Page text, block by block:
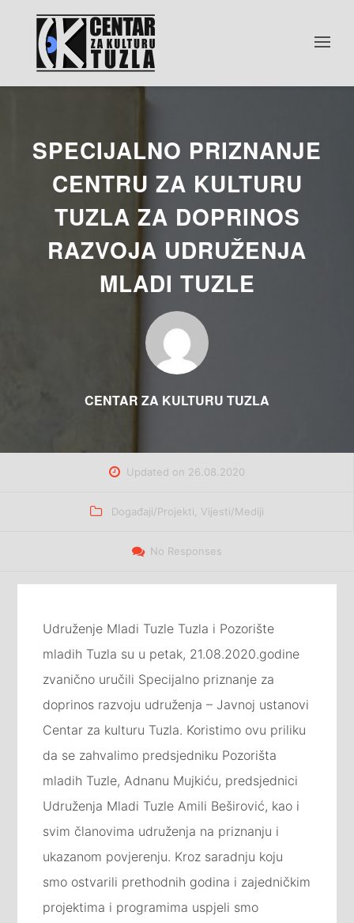
SPECIJALNO PRIZNANJE
CENTRU ZA KULTURU
TUZLA ZA DOPRINOS
RAZVOJA UDRUŽENJA
MLADI TUZLE
CENTAR ZA KULTURU TUZLA
Updated on 26.08.2020
Categories
Događaji/Projekti Vijesti/Mediji
No Responses
Udruženje Mladi Tuzle Tuzla i Pozorište
mladih Tuzla su u petak, 21.08.2020.godine
zvanično uručili Specijalno priznanje za
doprinos razvoju udruženja – Javnoj ustanovi
Centar za kulturu Tuzla. Koristimo ovu priliku
da se zahvalimo predsjedniku Pozorišta
mladih Tuzle, Adnanu Mujkiću, predsjednici
Udruženja Mladi Tuzle Amili Beširović, kao i
svim članovima udruženja na priznanju i
ukazanom povjerenju. Kroz saradnju koju
smo ostvarili prethodnih godina i zajedničkim
projektima i programima uspjeli smo